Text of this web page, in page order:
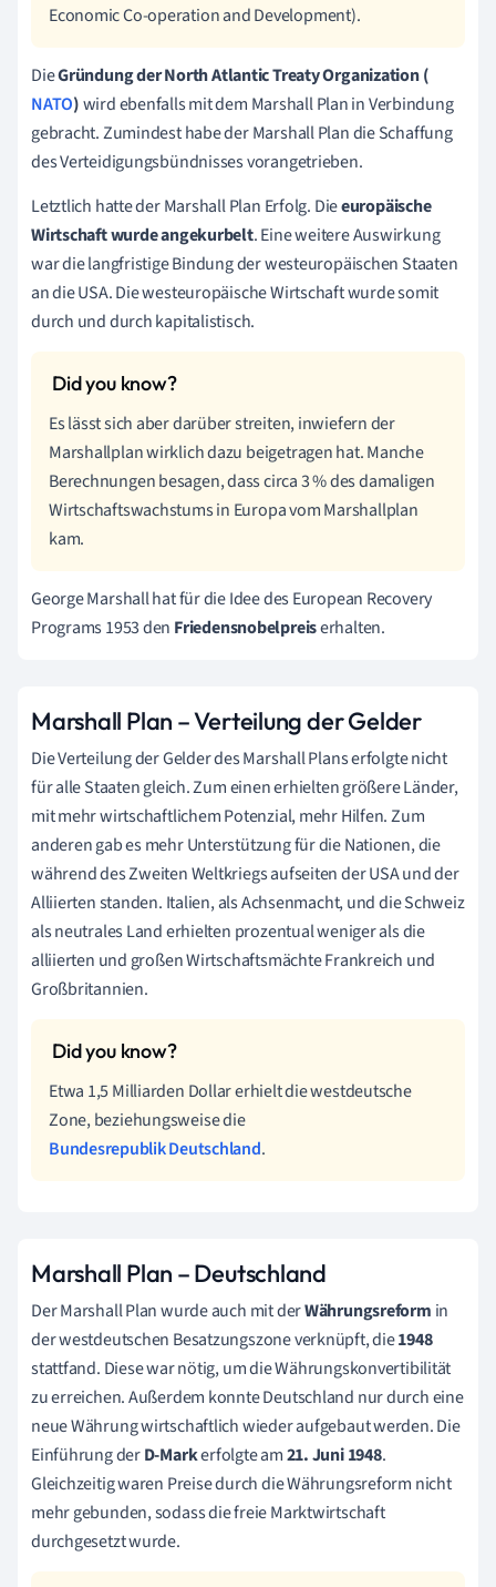
Economic Co-operation and Development).
DieGründung der North Atlantic Treaty Organization(
NATO)wird ebenfalls mit dem Marshall Plan in Verbindung
gebracht. Zumindest habe der Marshall Plan die Schaffung
des Verteidigungsbündnisses vorangetrieben.
Letztlich hatte der Marshall Plan Erfolg. Dieeuropäische
Wirtschaft wurde angekurbelt. Eine weitere Auswirkung
war die langfristige Bindung der westeuropäischen Staaten
an die USA. Die westeuropäische Wirtschaft wurde somit
durch und durch kapitalistisch.
Es lässt sich aber darüber streiten, inwiefern der
Marshallplan wirklich dazu beigetragen hat. Manche
Berechnungen besagen, dass circa 3 % des damaligen
Wirtschaftswachstums in Europa vom Marshallplan
kam.
George Marshall hat für die Idee des European Recovery
Programs 1953 den Friedensnobelpreiserhalten.
Marshall Plan – Verteilung der Gelder
Die Verteilung der Gelder des Marshall Plans erfolgte nicht
für alle Staaten gleich. Zum einen erhielten größere Länder,
mit mehr wirtschaftlichem Potenzial, mehr Hilfen. Zum
anderen gab es mehr Unterstützung für die Nationen, die
während des Zweiten Weltkriegs aufseiten der USA und der
Alliierten standen. Italien, als Achsenmacht, und die Schweiz
als neutrales Land erhielten prozentual weniger als die
alliierten und großen Wirtschaftsmächte Frankreich und
Großbritannien.
Etwa 1,5 Milliarden Dollar erhielt die westdeutsche
Zone, beziehungsweise die
Bundesrepublik Deutschland.
Marshall Plan – Deutschland
Der Marshall Plan wurde auch mit derWährungsreform in
der westdeutschen Besatzungszone verknüpft, die1948
stattfand. Diese war nötig, um die Währungskonvertibilität
zu erreichen. Außerdem konnte Deutschland nur durch eine
neue Währung wirtschaftlich wieder aufgebaut werden. Die
Einführung derD-Markerfolgte am21. Juni 1948.
Gleichzeitig waren Preise durch die Währungsreform nicht
mehr gebunden, sodass die freie Marktwirtschaft
durchgesetzt wurde.